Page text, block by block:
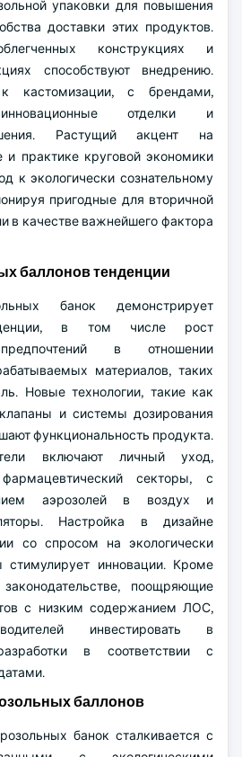
упаковки для повышения
доставки этих продуктов.
конструкциях и
способствуют внедрению.
кастомизации, с брендами,
отделки и
Растущий акцент на
и практике круговой экономики
к экологически сознательному
пригодные для вторичной
в качестве важнейшего фактора
баллонов тенденции
банок демонстрирует
в том числе рост
предпочтений в отношении
материалов, таких
Новые технологии, такие как
и системы дозирования
функциональность продукта.
включают личный уход,
секторы, с
аэрозолей в воздух и
Настройка в дизайне
со спросом на экологически
стимулирует инновации. Кроме
поощряющие
с низким содержанием ЛОС,
инвестировать в
в соответствии с
баллонов
банок сталкивается с